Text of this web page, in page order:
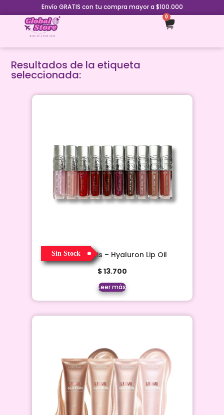
Envío GRATIS con tu compra mayor a $100.000
0
Resultados de la etiqueta
seleccionada:
Sin Stock
L´Oréal Paris – Hyaluron Lip Oil
$13.700
Leer más